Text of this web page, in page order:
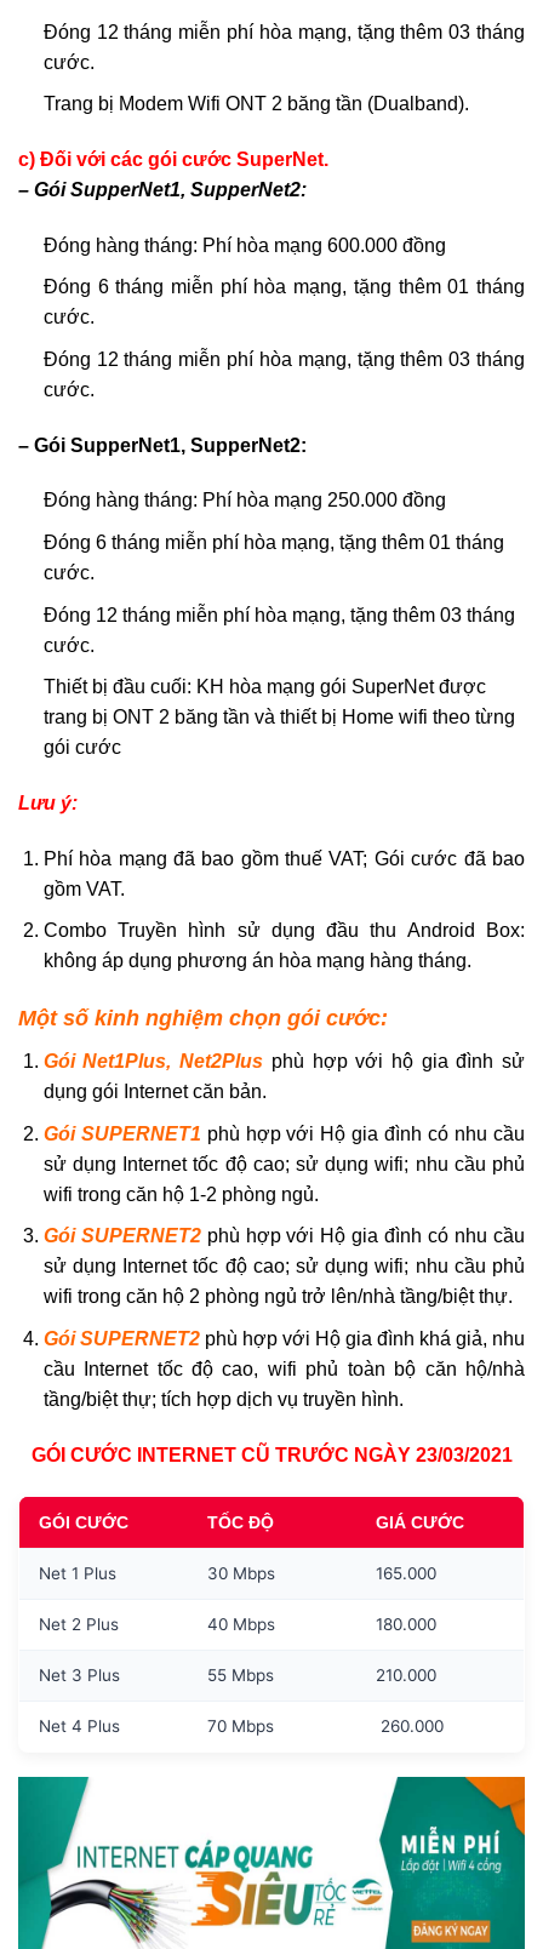
Đóng 12 tháng miễn phí hòa mạng, tặng thêm 03 tháng
cước.
Trang bị Modem Wifi ONT 2 băng tần (Dualband).
c) Đối với các gói cước SuperNet.
– Gói SupperNet1, SupperNet2:
Đóng hàng tháng: Phí hòa mạng 600.000 đồng
Đóng 6 tháng miễn phí hòa mạng, tặng thêm 01 tháng
cước.
Đóng 12 tháng miễn phí hòa mạng, tặng thêm 03 tháng
cước.
– Gói SupperNet1, SupperNet2:
Đóng hàng tháng: Phí hòa mạng 250.000 đồng
Đóng 6 tháng miễn phí hòa mạng, tặng thêm 01 tháng
cước.
Đóng 12 tháng miễn phí hòa mạng, tặng thêm 03 tháng
cước.
Thiết bị đầu cuối: KH hòa mạng gói SuperNet được
trang bị ONT 2 băng tần và thiết bị Home wifi theo từng
gói cước
Lưu ý:
Phí hòa mạng đã bao gồm thuế VAT; Gói cước đã bao
gồm VAT.
Combo Truyền hình sử dụng đầu thu Android Box:
không áp dụng phương án hòa mạng hàng tháng.
Một số kinh nghiệm chọn gói cước:
Gói Net1Plus, Net2Plus phù hợp với hộ gia đình sử
dụng gói Internet căn bản.
Gói SUPERNET1 phù hợp với Hộ gia đình có nhu cầu
sử dụng Internet tốc độ cao; sử dụng wifi; nhu cầu phủ
wifi trong căn hộ 1-2 phòng ngủ.
Gói SUPERNET2phù hợp với Hộ gia đình có nhu cầu
sử dụng Internet tốc độ cao; sử dụng wifi; nhu cầu phủ
wifi trong căn hộ 2 phòng ngủ trở lên/nhà tầng/biệt thự.
Gói SUPERNET2phù hợp với Hộ gia đình khá giả, nhu
cầu Internet tốc độ cao, wifi phủ toàn bộ căn hộ/nhà
tầng/biệt thự; tích hợp dịch vụ truyền hình.
GÓI CƯỚC INTERNET CŨ TRƯỚC NGÀY 23/03/2021
GÓI CƯỚC TỐC ĐỘ GIÁ CƯỚC
Net 1 Plus 30 Mbps 165.000
Net 2 Plus 40 Mbps 180.000
Net 3 Plus 55 Mbps 210.000
Net 4 Plus 70 Mbps 260.000